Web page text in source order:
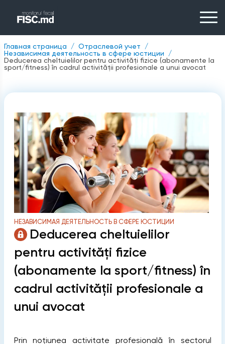
Главная страница
Отраслевой учет
Независимая деятельность в сфере юстиции
Deducerea cheltuielilor pentru activități fizice (abonamente la
sport/fitness) în cadrul activității profesionale a unui avocat
НЕЗАВИСИМАЯ ДЕЯТЕЛЬНОСТЬ В СФЕРЕ ЮСТИЦИИ
Deducerea cheltuielilor
pentru activități fizice
(abonamente la sport/fitness) în
cadrul activității profesionale a
unui avocat
Prin noțiunea activitate profesională în sectorul